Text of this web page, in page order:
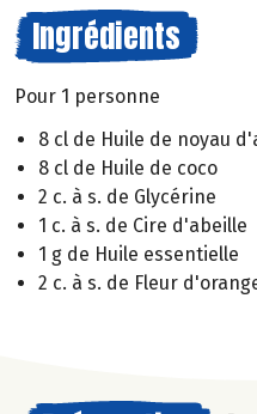
Ingrédients
Pour 1 personne
8 cl de Huile de noyau
8 cl de Huile de coco
2 c. à s. de Glycérine
1 c. à s. de Cire d'abeille
1 g de Huile essentielle
2 c. à s. de Fleur